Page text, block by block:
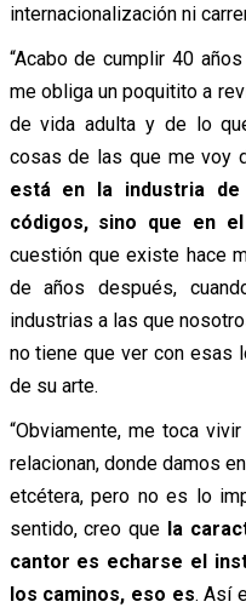
internacionalización ni
“Acabo de cumplir 40
me obliga un poquitito a
de vida adulta y de lo
cosas de las que me voy
está en la industria
códigos, sino que en
cuestión que existe hace
de años después,
industrias a las que
no tiene que ver con esas
de su arte.
“Obviamente, me toca
relacionan, donde damos
etcétera, pero no es lo
sentido, creo que la
cantor es echarse el
los caminos, eso es. Así